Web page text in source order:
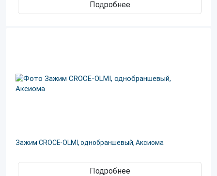
Подробнее
Зажим CROCE-OLMI, однобраншевый, Аксиома
Подробнее